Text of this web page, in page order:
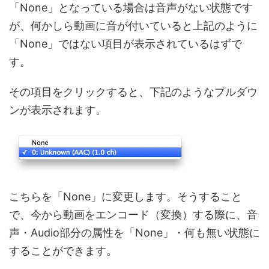
「None」となっている場合は音声がない状態です
が、何かしら動画に音が付いていると上記のように
「None」ではない項目が表示されているはずで
す。
その項目をクリックすると、下記のようなプルダウ
ンが表示されます。
こちらを「None」に変更します。そうすること
で、今から動画をエンコード（変換）する際に、音
声・Audio部分の属性を「None」・何も無い状態に
することができます。